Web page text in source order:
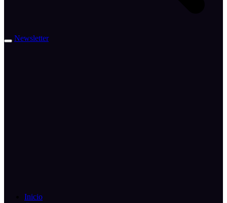
Newsletter
Inicio